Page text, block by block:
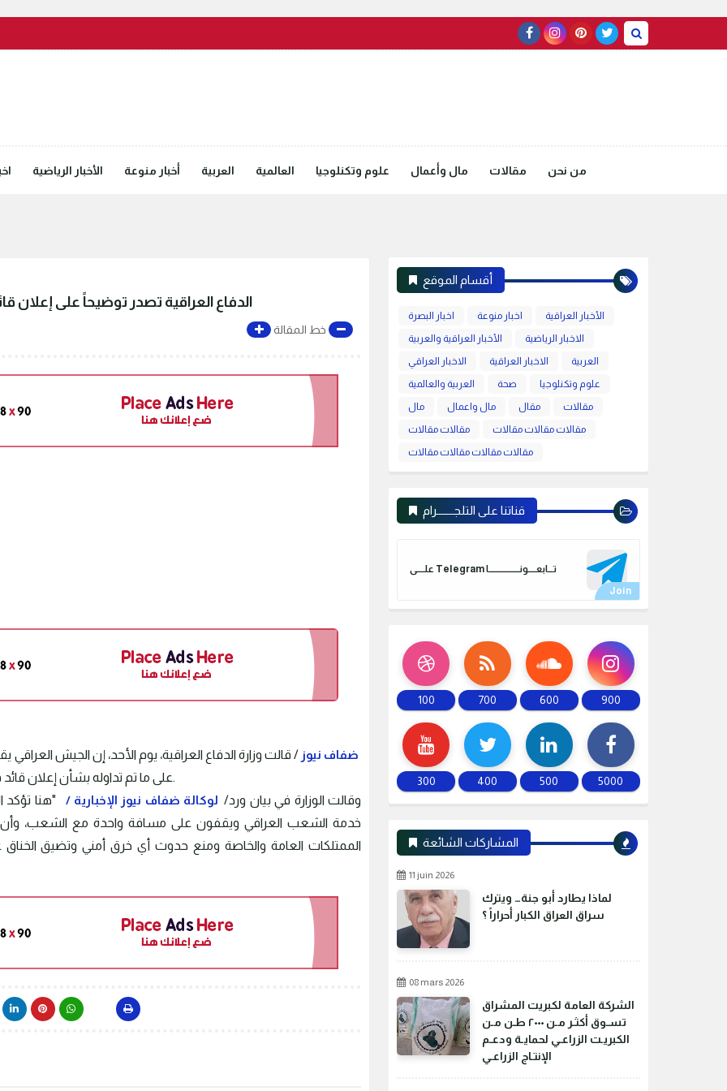
الأخبار الرياضية أخبار منوعة العربية العالمية علوم وتكنلوجيا مال وأعمال مقالات من نحن
الدفاع العراقية تصدر توضيحاً على إعلان
خط المقالة
ضفاف نيوز / قالت وزارة الدفاع العراقية، يوم الأحد، إن الجيش
على ما تم تداوله بشأن إعلان قائد فرقة المشاة الحادية عشرة عن وقوفه مع المتظاهرين.
وقالت الوزارة في بيان ورد/ لوكالة ضفاف نيوز الإخبارية /
"هنا تؤكد
خدمة الشعب العراقي ويقفون على مسافة واحدة مع الشعب، وأن
الممتلكات العامة والخاصة ومنع حدوث أي خرق أمني وتضيق
أقسام الموقع
اخبار البصرة اخبار منوعة
الأخبار العراقية
الأخبار العراقية والعربية
الاخبار الرياضية
الاخبار العراقي
الاخبار العراقية
العربية
العربية والعالمية
صحة
علوم وتكنلوجيا
مال
مال واعمال مقال
مقالات
مقالات مقالات
مقالات مقالات مقالات
مقالات مقالات مقالات مقالات
قناتنا على التلجـــــــرام
علـــــى Telegram تـــابعـــــونـــــــــــــــــــا
100 700 600 900
300 400 500 5000
المشاركات الشائعة
11 juin 2026
لماذا يطارد أبو جنة… ويترك
سراق العراق الكبار أحراراً ؟
08 mars 2026
الشركة العامة لكبريت المشراق
تسـوق أكثـر مـن ٢٠٠٠ طـن مـن
الكبريـت الزراعـي لحمايـة ودعـم
الإنتـاج الزراعـي